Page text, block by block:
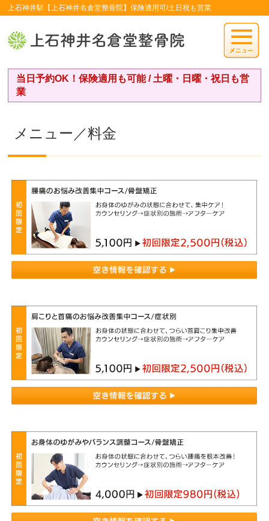
上石神井駅【上石神井名倉堂整骨院】保険適用可/土日祝も営業
当日予約OK！保険適用も可能 / 土曜・日曜・祝日も営
業
メニュー／料金